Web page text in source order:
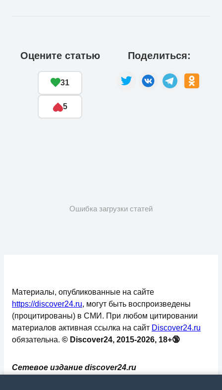
Оцените статью
31
5
Поделиться:
Ошибка загрузки статей
Сетевое издание discover24.ru
Материалы, опубликованные на сайте
https://discover24.ru, могут быть воспроизведены
(процитированы) в СМИ. При любом цитировании
материалов активная ссылка на сайт Discover24.ru
обязательна. © Discover24, 2015-2026, 18+🔞